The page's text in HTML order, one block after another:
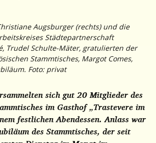
Augsburger (rechts) und die
Städtepartnerschaft
Trudel Schulte-Mäter, gratulierten der
Stammtisches, Margot Comes,
Foto: privat
sich gut 20 Mitglieder des
im Gasthof „Trastevere im
festlichen Abendessen. Anlass war
des Stammtisches, der seit